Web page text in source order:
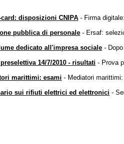
di Unioncamere Economia &
o smartphone!
card: disposizioni CNIPA - Firma
pubblica di personale - Ersaf:
dedicato all'impresa sociale -
14/7/2010 - risultati - Prova
marittimi: esami - Mediatori
sui rifiuti elettrici ed elettronici -